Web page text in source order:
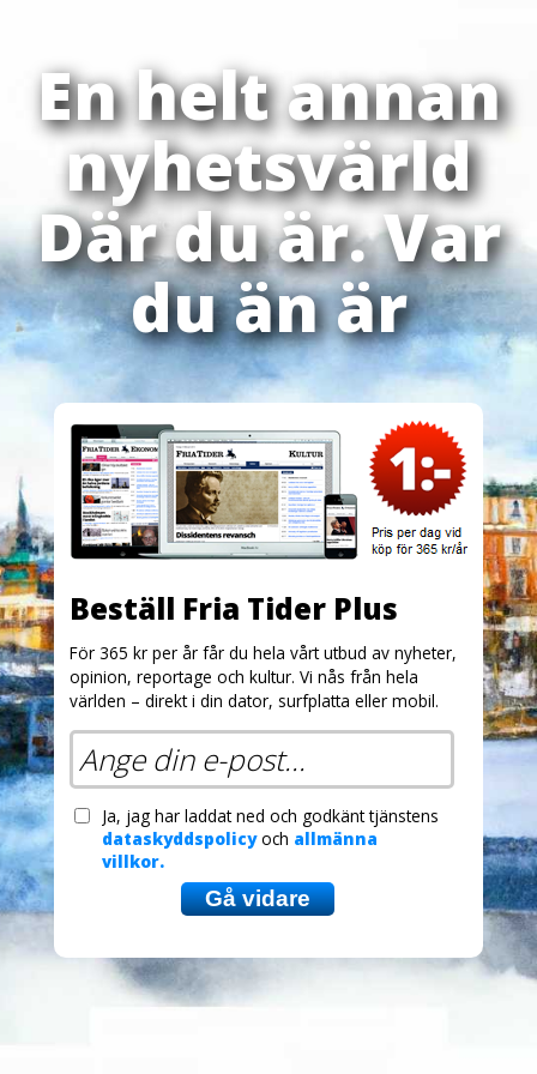
En helt annan
nyhetsvärld
Där du är. Var
du än är
Beställ Fria Tider Plus
För 365 kr per år får du hela vårt utbud av nyheter,
opinion, reportage och kultur. Vi nås från hela
världen – direkt i din dator, surfplatta eller mobil.
Ja, jag har laddat ned och godkänt tjänstens
dataskyddspolicyoch allmänna
villkor.
Gå vidare